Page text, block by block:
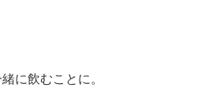
に飲むことに。